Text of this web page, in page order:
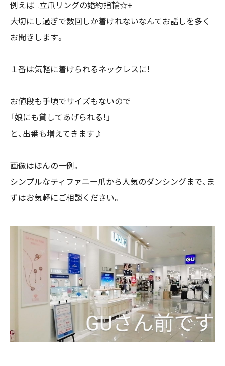
例えば…立爪リングの婚約指輪☆+
大切にし過ぎで数回しか着けれないなんてお話しを多く
お聞きします。
１番は気軽に着けられるネックレスに！
お値段も手頃でサイズもないので
「娘にも貸してあげられる！」
と、出番も増えてきます♪
画像はほんの一例。
シンプルなティファニー爪から人気のダンシングまで、ま
ずはお気軽にご相談ください。